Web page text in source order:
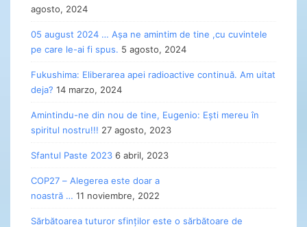
agosto, 2024
05 august 2024 … Așa ne amintim de tine ,cu cuvintele
pe care le-ai fi spus. 5 agosto, 2024
Fukushima: Eliberarea apei radioactive continuă. Am uitat
deja? 14 marzo, 2024
Amintindu-ne din nou de tine, Eugenio: Ești mereu în
spiritul nostru!!! 27 agosto, 2023
Sfantul Paste 2023 6 abril, 2023
COP27 – Alegerea este doar a
noastră … 11 noviembre, 2022
Sărbătoarea tuturor sfinților este o sărbătoare de